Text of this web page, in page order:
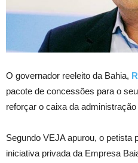
O governador reeleito da Bahia,
pacote de concessões para o
reforçar o caixa da administração
Segundo VEJA apurou, o petista
iniciativa privada da Empresa